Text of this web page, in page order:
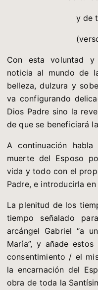
y de
Con esta voluntad
noticia al mundo de
belleza, dulzura y
va configurando
Dios Padre sino la
de que se beneficiará
A continuación
muerte del Esposo
vida y todo con el
Padre, e introducirla
La plenitud de los
tiempo señalado
arcángel Gabriel “a
María”, y añade
consentimiento / el
la encarnación del
obra de toda la